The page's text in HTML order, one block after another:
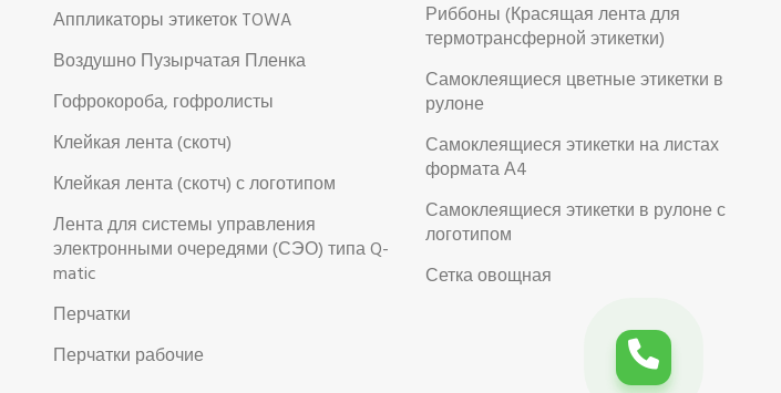
Аппликаторы этикеток TOWA
Воздушно Пузырчатая Пленка
Гофрокороба, гофролисты
Клейкая лента (скотч)
Клейкая лента (скотч) с логотипом
Лента для системы управления
электронными очередями (СЭО) типа Q-
matic
Перчатки
Перчатки рабочие
Риббоны (Красящая лента для
термотрансферной этикетки)
Самоклеящиеся цветные этикетки в
рулоне
Самоклеящиеся этикетки на листах
формата А4
Самоклеящиеся этикетки в рулоне с
логотипом
Сетка овощная